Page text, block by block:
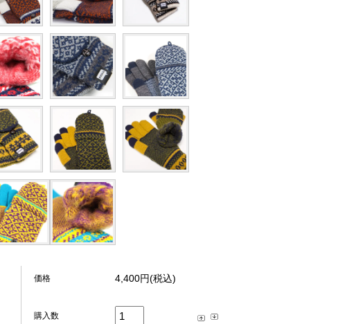
価格 4,400円(税込)
購入数